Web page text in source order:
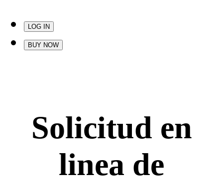
LOG IN
BUY NOW
Solicitud en
linea de